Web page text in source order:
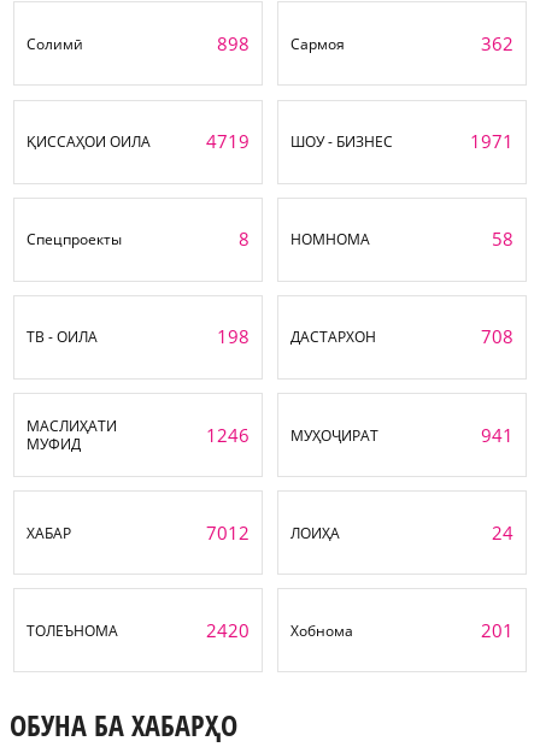
Солимӣ 898 Сармоя 362
ҚИССАҲОИ ОИЛА 4719 ШОУ - БИЗНЕС 1971
Спецпроекты 8 НОМНОМА 58
ТВ - ОИЛА 198 ДАСТАРХОН 708
МАСЛИҲАТИ
МУФИД
1246 МУҲОҶИРАТ 941
ХАБАР 7012 ЛОИҲА 24
ТОЛЕЪНОМА 2420 Хобнома 201
ОБУНА БА ХАБАРҲО